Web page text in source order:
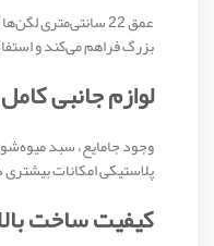
عمق 22
بزرگ فراهم می‌کند و
لوازم جانبی کامل
وجود جامایع، سبد
پلاستیکی امکانات بیشتری
کیفیت ساخت